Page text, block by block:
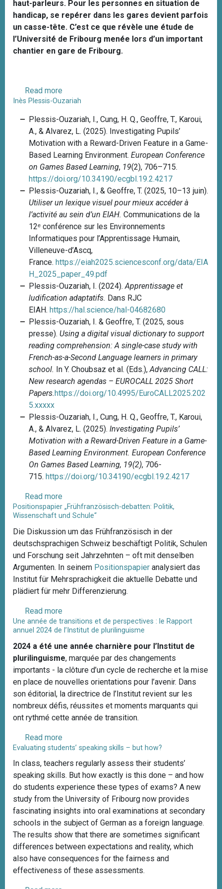
e
i
g
e
ä
c
h
l
i
c
h
e
F
r
e
m
d
s
p
r
a
c
h
e
n
k
o
m
e
t
e
n
z
e
i
q
u
e
l
e
k
o
v
t
H
o
w
a
l
t
r
a
n
s
l
a
t
i
o
n
t
o
o
l
s
a
f
f
e
c
t
o
c
a
b
u
l
y
haut-parleurs. Pour les personnes en situation de
handicap, se repérer dans les gares devient parfois
un casse-tête. C’est ce que révèle une étude de
l’Université de Fribourg menée lors d’un important
chantier en gare de Fribourg.
Read more
b
o
r
e
r
e
q
u
d
o
s
e
n
s
n
d
e
h
a
n
d
i
p
Inès Plessis-Ouzariah
Plessis-Ouzariah, I., Cung, H. Q., Geoffre, T., Karoui,
A., & Alvarez, L. (2025). Investigating Pupils’
Motivation with a Reward-Driven Feature in a Game-
Based Learning Environment. European Conference
on Games Based Learning, 19(2), 706–715.
https://doi.org/10.34190/ecgbl.19.2.4217
Plessis-Ouzariah, I., & Geoffre, T. (2025, 10–13 juin).
Utiliser un lexique visuel pour mieux accéder à
l’activité au sein d’un EIAH. Communications de la
12ᵉ conférence sur les Environnements
Informatiques pour l’Apprentissage Humain,
Villeneuve-d’Ascq,
France. https://eiah2025.sciencesconf.org/data/EIA
H_2025_paper_49.pdf
Plessis-Ouzariah, I. (2024).Apprentissage et
ludification adaptatifs. Dans RJC
EIAH. https://hal.science/hal-04682680
Plessis-Ouzariah, I. & Geoffre, T. (2025, sous
presse). Using a digital visual dictionary to support
reading comprehension: A single-case study with
French-as-a-Second Language learners in primary
school. In Y. Choubsaz et al. (Eds.),Advancing CALL:
New research agendas – EUROCALL 2025 Short
Papers.https://doi.org/10.4995/EuroCALL2025.202
5.xxxxx
Plessis-Ouzariah, I., Cung, H. Q., Geoffre, T., Karoui,
A., & Alvarez, L. (2025). Investigating Pupils’
Motivation with a Reward-Driven Feature in a Game-
Based Learning Environment. European Conference
On Games Based Learning, 19(2), 706-
715. https://doi.org/10.34190/ecgbl.19.2.4217
Read more
b
o
u
t
I
n
è
s
e
s
i
s
-
O
u
z
r
Positionspapier „Frühfranzösisch-debatten: Politik,
Wissenschaft und Schule“
Die Diskussion um das Frühfranzösisch in der
deutschsprachigen Schweiz beschäftigt Politik, Schulen
und Forschung seit Jahrzehnten – oft mit denselben
Argumenten. In seinem Positionspapier analysiert das
Institut für Mehrsprachigkeit die aktuelle Debatte und
plädiert für mehr Differenzierung.
Read more
b
o
u
t
P
o
s
i
t
s
p
a
p
i
e
r
„
F
r
Une année de transitions et de perspectives : le Rapport
annuel 2024 de l’Institut de plurilinguisme
2024 a été une année charnière pour l’Institut de
plurilinguisme, marquée par des changements
importants - la clôture d’un cycle de recherche et la mise
en place de nouvelles orientations pour l’avenir. Dans
son éditorial, la directrice de l’Institut revient sur les
nombreux défis, réussites et moments marquants qui
ont rythmé cette année de transition.
Read more
b
o
u
t
U
n
e
a
n
n
é
Evaluating students’ speaking skills – but how?
In class, teachers regularly assess their students’
speaking skills. But how exactly is this done – and how
do students experience these types of exams? A new
study from the University of Fribourg now provides
fascinating insights into oral examinations at secondary
schools in the subject of German as a foreign language.
The results show that there are sometimes significant
differences between expectations and reality, which
also have consequences for the fairness and
effectiveness of these assessments.